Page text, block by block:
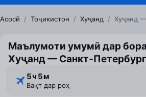
Асосӣ / Тоҷикистон / Хуҷанд / Хуҷанд
Маълумоти умумӣ дар
Хуҷанд — Санкт‑Петербург
5 ⁠ч 5 ⁠м
Вақт дар роҳ